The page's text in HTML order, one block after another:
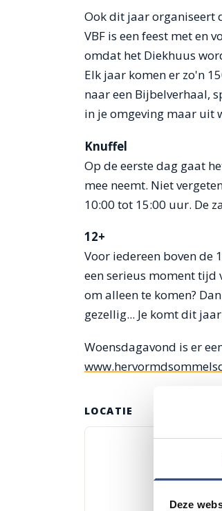
Deze
Ook dit jaar organiseert
VBF is een feest met en
omdat het Diekhuus
Elk jaar komen er zo'n
naar een Bijbelverhaal,
in je omgeving maar uit
Knuffel
Op de eerste dag gaat
mee neemt. Niet
10:00 tot 15:00 uur. De
12+
Voor iedereen boven de
een serieus moment tijd
om alleen te komen?
gezellig... Je komt dit
Woensdagavond is er
LOCATIE